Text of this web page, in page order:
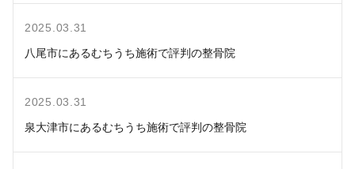
2025.03.31
八尾市にあるむちうち施術で評判の整骨院
2025.03.31
泉大津市にあるむちうち施術で評判の整骨院